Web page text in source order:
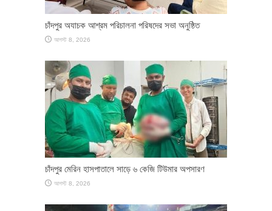
চাঁদপুর অযাচক আশ্রম পরিচালনা পরিষদের সভা অনুষ্ঠিত
আগস্ট 8, 2026
চাঁদপুর মেরিন হাসপাতালে সাড়ে ৬ কেজি টিউমার অপসারণ
আগস্ট 8, 2026